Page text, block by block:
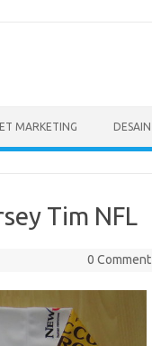
MARKETING DESAIN
Tim NFL
0 Comment